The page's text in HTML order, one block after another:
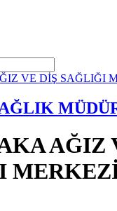
AĞIZ